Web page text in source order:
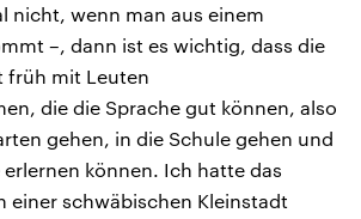
nicht, wenn man aus einem
–, dann ist es wichtig, dass die
früh mit Leuten
die die Sprache gut können, also
gehen, in die Schule gehen und
können. Ich hatte das
einer schwäbischen Kleinstadt